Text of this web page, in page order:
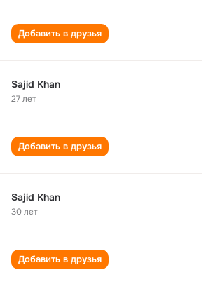
Добавить в друзья
Sajid Khan
27 лет
Добавить в друзья
Sajid Khan
30 лет
Добавить в друзья